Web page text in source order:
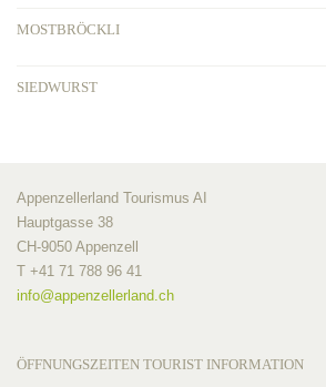
MOSTBRÖCKLI
SIEDWURST
Appenzellerland Tourismus AI
Hauptgasse 38
CH-9050 Appenzell
T +41 71 788 96 41
info@appenzellerland.ch
ÖFFNUNGSZEITEN TOURIST INFORMATION